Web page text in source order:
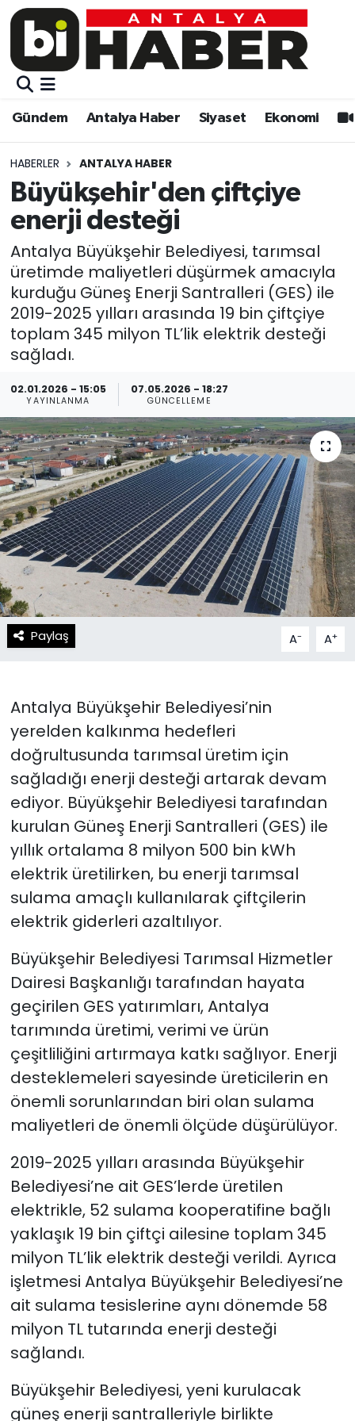
Gündem Antalya Haber Siyaset Ekonomi
HABERLER ANTALYA HABER
Büyükşehir'den çiftçiye
enerji desteği
Antalya Büyükşehir Belediyesi, tarımsal
üretimde maliyetleri düşürmek amacıyla
kurduğu Güneş Enerji Santralleri (GES) ile
2019-2025 yılları arasında 19 bin çiftçiye
toplam 345 milyon TL’lik elektrik desteği
sağladı.
02.01.2026 - 15:05
YAYINLANMA
07.05.2026 - 18:27
GÜNCELLEME
Paylaş A- A+
Antalya Büyükşehir Belediyesi’nin
yerelden kalkınma hedefleri
doğrultusunda tarımsal üretim için
sağladığı enerji desteği artarak devam
ediyor. Büyükşehir Belediyesi tarafından
kurulan Güneş Enerji Santralleri (GES) ile
yıllık ortalama 8 milyon 500 bin kWh
elektrik üretilirken, bu enerji tarımsal
sulama amaçlı kullanılarak çiftçilerin
elektrik giderleri azaltılıyor.
Büyükşehir Belediyesi Tarımsal Hizmetler
Dairesi Başkanlığı tarafından hayata
geçirilen GES yatırımları, Antalya
tarımında üretimi, verimi ve ürün
çeşitliliğini artırmaya katkı sağlıyor. Enerji
desteklemeleri sayesinde üreticilerin en
önemli sorunlarından biri olan sulama
maliyetleri de önemli ölçüde düşürülüyor.
2019-2025 yılları arasında Büyükşehir
Belediyesi’ne ait GES’lerde üretilen
elektrikle, 52 sulama kooperatifine bağlı
yaklaşık 19 bin çiftçi ailesine toplam 345
milyon TL’lik elektrik desteği verildi. Ayrıca
işletmesi Antalya Büyükşehir Belediyesi’ne
ait sulama tesislerine aynı dönemde 58
milyon TL tutarında enerji desteği
sağlandı.
Büyükşehir Belediyesi, yeni kurulacak
güneş enerji santralleriyle birlikte
Gündem
Siyaset
Ekonomi
Video
Eğitim
Kültür-sanat
Sağlık
Spor
Teknoloji
Resmi İlanlar
Gündem
Siyaset
Eğitim
Ekonomi
Kültür-sanat
Sağlık
Spor
Teknoloji
Yaşam
Künye
Gizlilik Sözleşmesi
İletişim
Muratpaşa Nöbetçi Eczaneler
Muratpaşa Trafik Yoğunluk Haritası
Süper Lig Puan Durumu ve Fikstür
Tüm Manşetler
Son Dakika Haberleri
Haber Arşivi